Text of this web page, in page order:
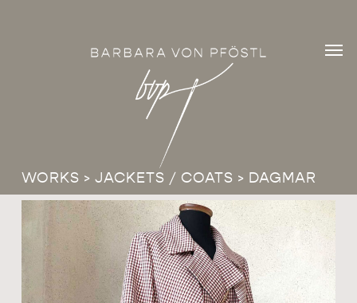
WORKS >JACKETS / COATS > DAGMAR